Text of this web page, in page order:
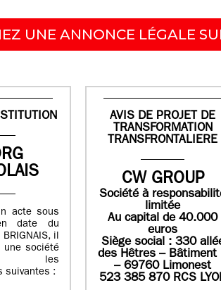
UNE ANNONCE LÉGALE
acte sous
date du
il
une société
les
suivantes :
AVIS DE PROJET DE
TRANSFORMATION
TRANSFRONTALIERE
CW GROUP
Société à
limitée
Au capital de 40.000
euros
Siège social : 330
des Hêtres – Bâtiment
– 69760 Limonest
523 385 870 RCS